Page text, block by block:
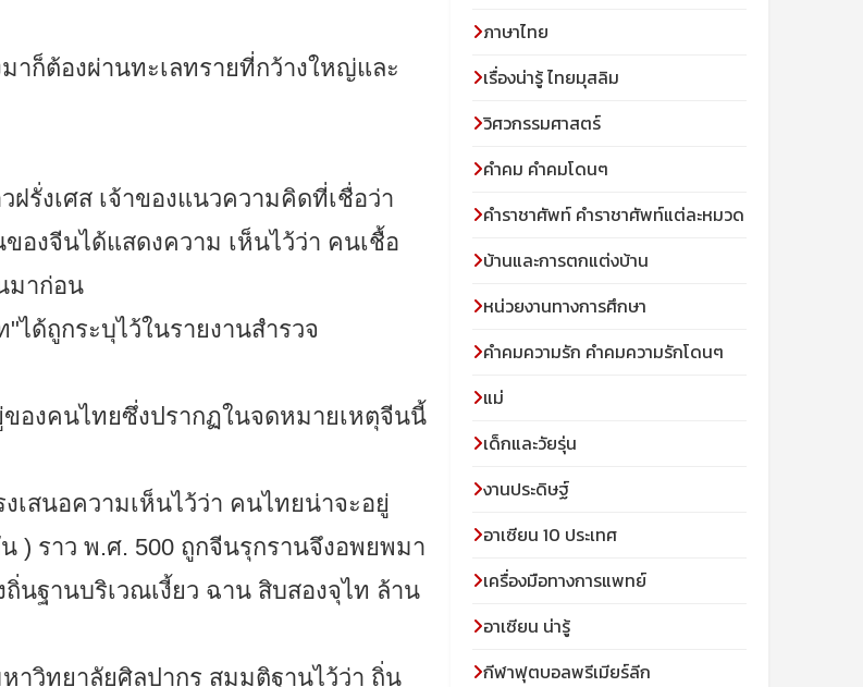
าก็ต้องผ่านทะเลทรายที่กว้างใหญ่และ
งเศส เจ้าของแนวความคิดที่เชื่อว่า
งจีนได้แสดงความ เห็นไว้ว่า คนเชื้อ
มาก่อน
ด้ถูกระบุไว้ในรายงานสำรวจ
องคนไทยซึ่งปรากฏในจดหมายเหตุจีนนี้
นอความเห็นไว้ว่า คนไทยน่าจะอยู่
ราว พ.ศ. 500 ถูกจีนรุกรานจึงอพยพมา
นฐานบริเวณเงี้ยว ฉาน สิบสองจุไท ล้าน
ยาลัยศิลปากร สมมติฐานไว้ว่า ถิ่น
ภาษาไทย
เรื่องน่ารู้ ไทยมุสลิม
วิศวกรรมศาสตร์
คำคม คำคมโดนๆ
คำราชาศัพท์ คำราชาศัพท์แต่ละหมวด
บ้านและการตกแต่งบ้าน
หน่วยงานทางการศึกษา
คำคมความรัก คำคมความรักโดนๆ
แม่
เด็กและวัยรุ่น
งานประดิษฐ์
อาเซียน 10 ประเทศ
เครื่องมือทางการแพทย์
อาเซียน น่ารู้
กีฬาฟุตบอลพรีเมียร์ลีก